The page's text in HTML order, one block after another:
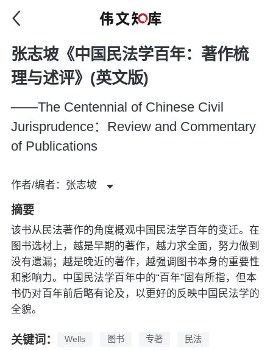
张志坡《中国民法学百年：著作梳
理与述评》(英文版)
——The Centennial of Chinese Civil
Jurisprudence：Review and Commentary
of Publications
作者/编者：张志坡
摘要
该书从民法著作的角度概观中国民法学百年的变迁。在
图书选材上，越是早期的著作，越力求全面，努力做到
没有遗漏；越是晚近的著作，越强调图书本身的重要性
和影响力。中国民法学百年中的“百年”固有所指，但本
书仍对百年前后略有论及，以更好的反映中国民法学的
全貌。
关键词： Wells 图书 专著 民法